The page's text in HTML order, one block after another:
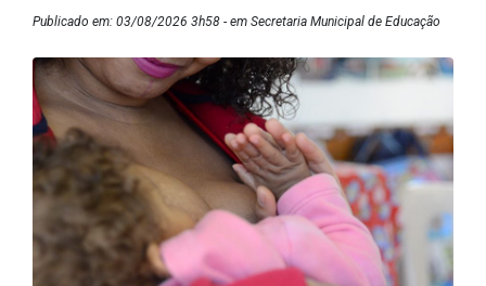
Publicado em: 03/08/2026 3h58 - em Secretaria Municipal de Educação